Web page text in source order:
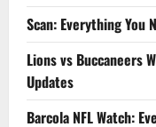
Scan: Everything You
Lions vs Buccaneers
Updates
Barcola NFL Watch: